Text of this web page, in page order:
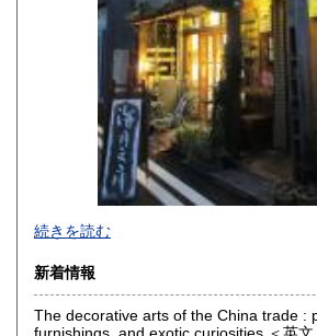
250円 大分県
250円 鹿児島
250円
続きを読む
新着情報
The decorative arts of the China trade :